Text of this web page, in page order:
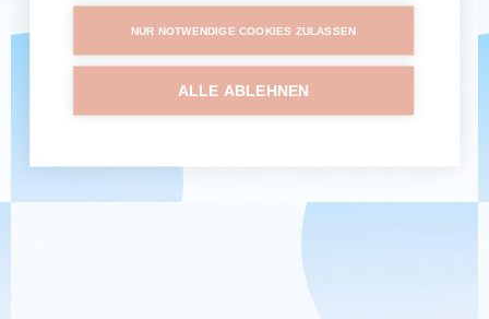
NUR NOTWENDIGE COOKIES ZULASSEN
ALLE ABLEHNEN